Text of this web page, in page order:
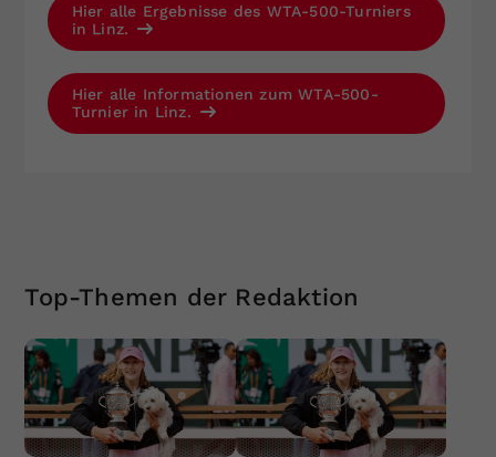
Hier alle Ergebnisse des WTA-500-Turniers
in Linz.
Hier alle Informationen zum WTA-500-
Turnier in Linz.
Top-Themen der Redaktion